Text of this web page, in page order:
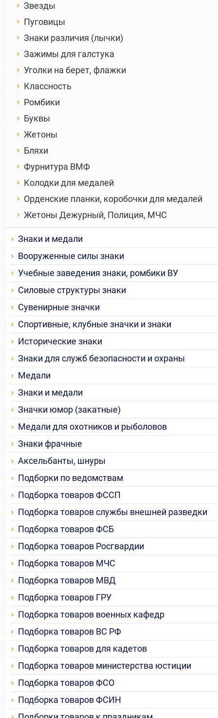
Звезды
Пуговицы
Знаки различия (лычки)
Зажимы для галстука
Уголки на берет, флажки
Классность
Ромбики
Буквы
Жетоны
Бляхи
Фурнитура ВМФ
Колодки для медалей
Орденские планки, коробочки для медалей
Жетоны Дежурный, Полиция, МЧС
Знаки и медали
Вооруженные силы знаки
Учебные заведения знаки, ромбики ВУ
Силовые структуры знаки
Сувенирные значки
Спортивные, клубные значки и знаки
Исторические знаки
Знаки для служб безопасности и охраны
Медали
Знаки и медали
Значки юмор (закатные)
Медали для охотников и рыболовов
Знаки фрачные
Аксельбанты, шнуры
Подборки по ведомствам
Подборка товаров ФССП
Подборка товаров службы внешней разведки
Подборка товаров ФСБ
Подборка товаров Росгвардии
Подборка товаров МЧС
Подборка товаров МВД
Подборка товаров ГРУ
Подборка товаров военных кафедр
Подборка товаров ВС РФ
Подборка товаров для кадетов
Подборка товаров министерства юстиции
Подборка товаров ФСО
Подборка товаров ФСИН